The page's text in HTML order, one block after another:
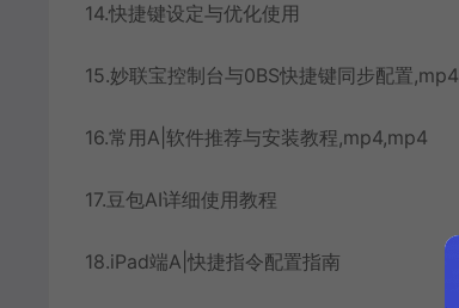
14.快捷键设定与优化使用
15.妙联宝控制台与0BS快捷键同步配置,mp4
16.常用A|软件推荐与安装教程,mp4,mp4
17.豆包AI详细使用教程
18.iPad端A|快捷指令配置指南